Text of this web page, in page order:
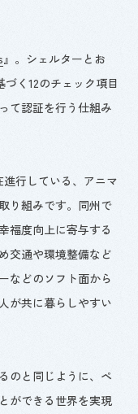
』。シェルターとお
く12のチェック項目
て認証を行う仕組み
行している、アニマ
り組みです。同州で
福度向上に寄与する
交通や環境整備など
などのソフト面から
が共に暮らしやすい
のと同じように、ペ
ができる世界を実現